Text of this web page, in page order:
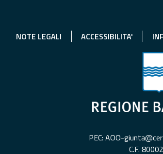
NOTE LEGALI ACCESSIBILITA'
PEC: AOO-
C.F.